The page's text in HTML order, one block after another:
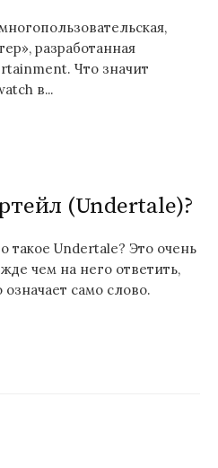
разработанная
Что значит
в...
(Undertale)?
такое Undertale? Это очень
чем на него ответить,
само слово.